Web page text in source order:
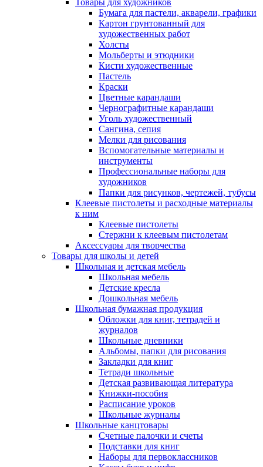
Товары для художников
Бумага для пастели, акварели, графики
Картон грунтованный для
художественных работ
Холсты
Мольберты и этюдники
Кисти художественные
Пастель
Краски
Цветные карандаши
Чернографитные карандаши
Уголь художественный
Сангина, сепия
Мелки для рисования
Вспомогательные материалы и
инструменты
Профессиональные наборы для
художников
Папки для рисунков, чертежей, тубусы
Клеевые пистолеты и расходные материалы
к ним
Клеевые пистолеты
Стержни к клеевым пистолетам
Аксессуары для творчества
Товары для школы и детей
Школьная и детская мебель
Школьная мебель
Детские кресла
Дошкольная мебель
Школьная бумажная продукция
Обложки для книг, тетрадей и
журналов
Школьные дневники
Альбомы, папки для рисования
Закладки для книг
Тетради школьные
Детская развивающая литература
Книжки-пособия
Расписание уроков
Школьные журналы
Школьные канцтовары
Счетные палочки и счеты
Подставки для книг
Наборы для первоклассников